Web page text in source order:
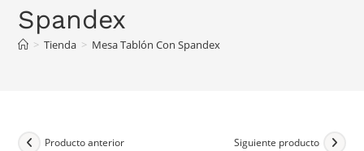
Spandex
> Tienda > Mesa Tablón Con Spandex
Producto anterior Siguiente producto